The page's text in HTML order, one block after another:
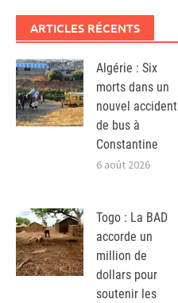
ARTICLES RÉCENTS
Algérie : Six
morts dans un
nouvel accident
de bus à
Constantine
6 août 2026
Togo : La BAD
accorde un
million de
dollars pour
soutenir les